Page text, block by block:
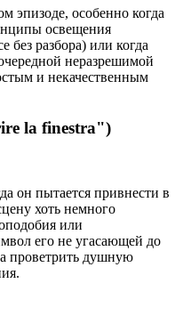
эпизоде, особенно когда
освещения
без разбора) или когда
неразрешимой
и некачественным
la finestra")
он пытается привнести в
хоть немного
или
его не угасающей до
проветрить душную